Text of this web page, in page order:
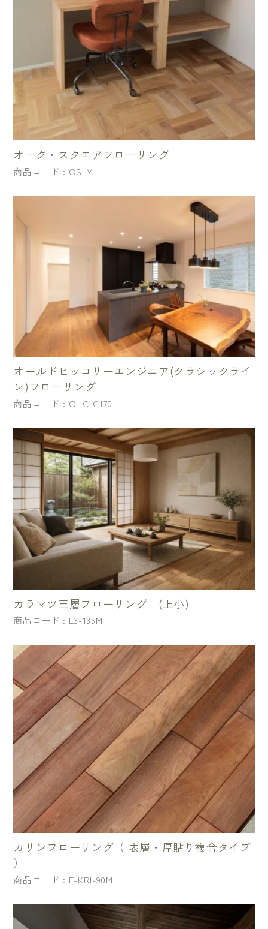
オーク・スクエアフローリング
商品コード : OS-M
オールドヒッコリーエンジニア(クラシックライ
ン)フローリング
商品コード : OHC-C170
カラマツ三層フローリング (上小)
商品コード : L3-135M
カリンフローリング（ 表層・厚貼り複合タイプ
）
商品コード : F-KRI-90M